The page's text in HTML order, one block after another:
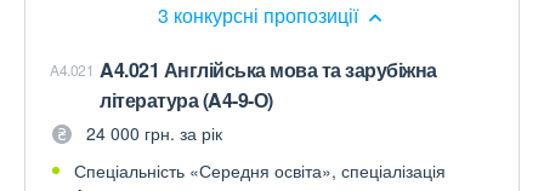
3 конкурсні пропозиції
A4.021 A4.021 Англійська мова та зарубіжна
література (A4-9-О)
24 000 грн. за рік
Спеціальність «Середня освіта», спеціалізація